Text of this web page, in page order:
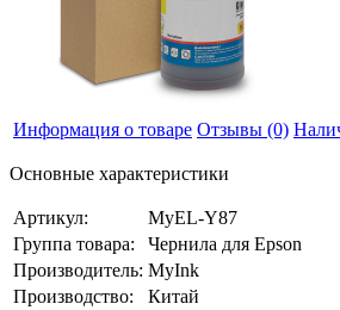
Информация о товаре Отзывы (0)
Основные характеристики
Артикул:
MyEL-Y87
Группа товара:
Чернила для Epson
Производитель: MyInk
Производство:
Китай